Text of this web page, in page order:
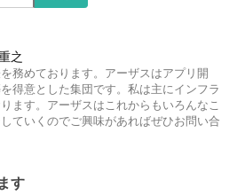
之
務めております。アーザスはアプリ開
得意とした集団です。私は主にインフラ
ます。アーザスはこれからもいろんなこ
ていくのでご興味があればぜひお問い合
す